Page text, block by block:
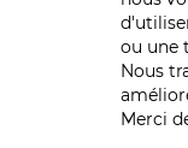
ou une
Nous
Merci